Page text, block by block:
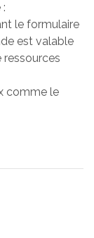
le formulaire
est valable
ressources
comme le